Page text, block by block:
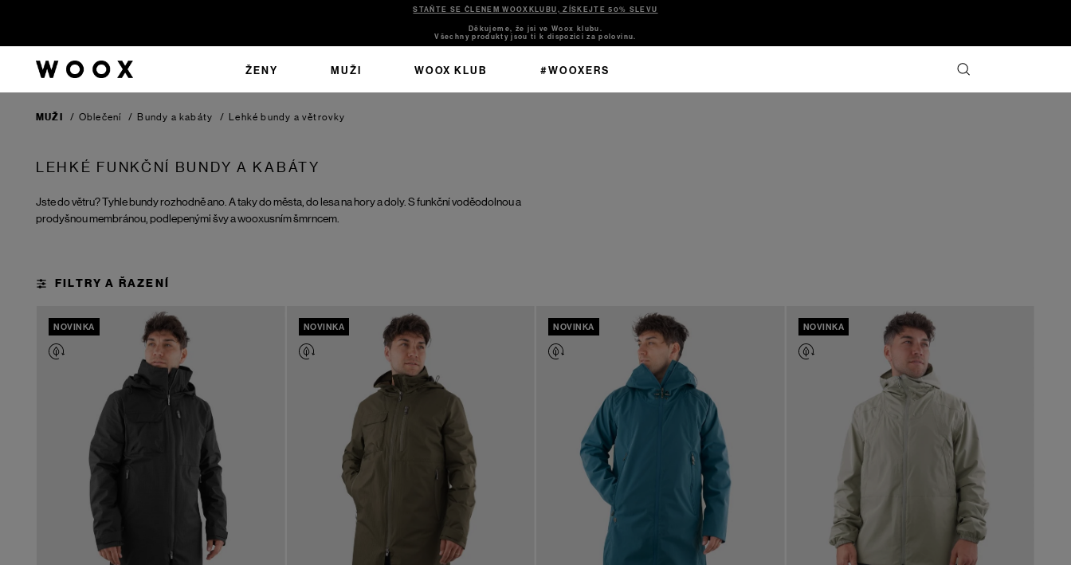
STAŇTE SE ČLENEM WOOXKLUBU, ZÍSKEJTE 50% SLEVU
Děkujeme, že jsi ve Woox klubu.
Všechny produkty jsou ti k dispozici za polovinu.
ŽENY MUŽI WOOX KLUB #WOOXERS
MUŽI / Oblečení / Bundy a kabáty / Lehké bundy a větrovky
LEHKÉ FUNKČNÍ BUNDY A KABÁTY
Jste do větru? Tyhle bundy rozhodně ano. A taky do města, do lesa na hory a doly. S funkční voděodolnou a
prodyšnou membránou, podlepenými švy a wooxusním šmrncem.
NOVINKA NOVINKA NOVINKA NOVINKA